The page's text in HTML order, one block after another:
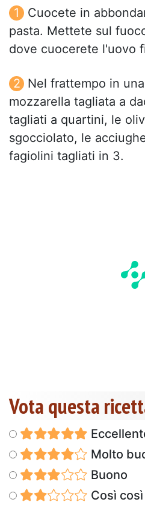
Cuocete in
pasta. Mettete sul
dove cuocerete l'uovo
Nel frattempo in
mozzarella tagliata a
tagliati a quartini, le
sgocciolato, le
fagiolini tagliati in 3.
Vota questa
Molto
Buono
Così così